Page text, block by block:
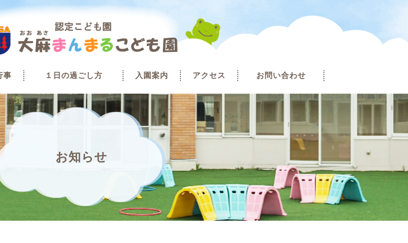
事 １日の過ごし方 入園案内 アクセス お問い合わせ
お知らせ